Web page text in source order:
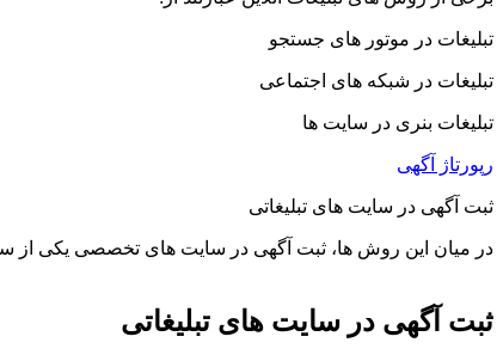
تبلیغات در موتور های جستجو
تبلیغات در شبکه های اجتماعی
تبلیغات بنری در سایت ها
رپورتاژ آگهی
ثبت آگهی در سایت های تبلیغاتی
در میان این روش ها، ثبت آگهی در سایت های تخصصی یکی از
ثبت آگهی در سایت های تبلیغاتی